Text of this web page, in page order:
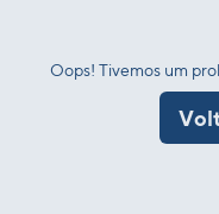
Oops! Tivemos um